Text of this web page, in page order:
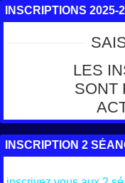
INSCRIPTIONS 2025-
LES
SONT
INSCRIPTION 2